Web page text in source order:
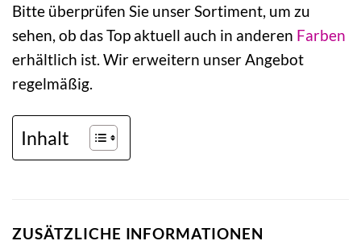
Bitte überprüfen Sie unser Sortiment, um zu
sehen, ob das Top aktuell auch in anderen Farben
erhältlich ist. Wir erweitern unser Angebot
regelmäßig.
Inhalt
ZUSÄTZLICHE INFORMATIONEN